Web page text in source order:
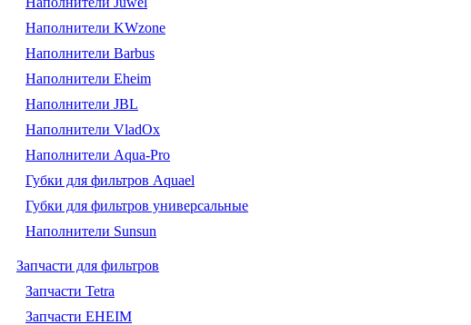
Наполнители KWzone
Наполнители Barbus
Наполнители Eheim
Наполнители JBL
Наполнители VladOx
Наполнители Aqua-Pro
Губки для фильтров Aquael
Губки для фильтров универсальные
Наполнители Sunsun
Запчасти для фильтров
Запчасти Tetra
Запчасти EHEIM